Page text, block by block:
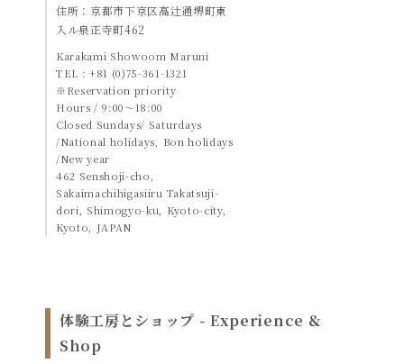
住所：京都市下京区高辻通堺町東
入ル泉正寺町462
Karakami Showoom Maruni
TEL : +81 (0)75-361-1321
※Reservation priority
Hours / 9:00〜18:00
Closed Sundays/ Saturdays
/National holidays, Bon holidays
/New year
462 Senshoji-cho,
Sakaimachihigasiiru Takatsuji-
dori, Shimogyo-ku, Kyoto-city,
Kyoto, JAPAN
体験工房とショップ - Experience &
Shop